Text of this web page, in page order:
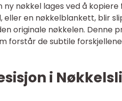
ny nøkkel lages ved å
eller en nøkkelblankett, blir
originale nøkkelen. Denne
forstår de subtile
i